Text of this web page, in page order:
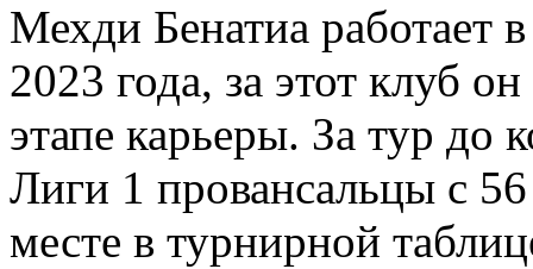
Мехди Бенатиа работает
2023 года, за этот клуб
этапе карьеры. За тур до
Лиги 1 провансальцы с
месте в турнирной